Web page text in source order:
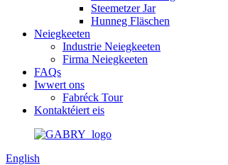
Steemetzer Jar
Hunneg Fläschen
Neiegkeeten
Industrie Neiegkeeten
Firma Neiegkeeten
FAQs
Iwwert ons
Fabréck Tour
Kontaktéiert eis
English